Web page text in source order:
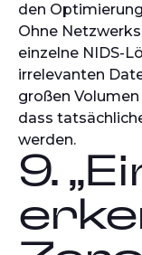
den
Ohne
einzelne NIDS-
irrelevanten
großen
dass
werden.
9.